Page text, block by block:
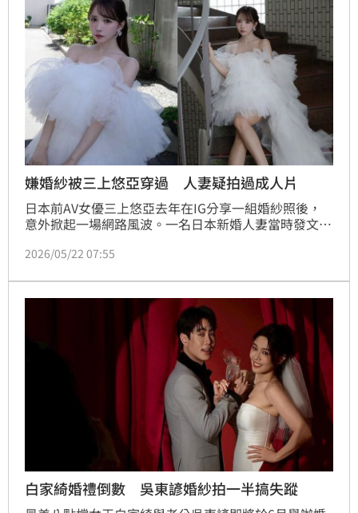
嫌婚紗被三上悠亞穿過 人妻疑拍過成人片
日本前AV女優三上悠亞去年在IG分享一組婚紗照後，
意外掀起一場網路風波。一名日本新婚人妻當時發文抱
過，讓她崩潰直呼「被AV女優穿了，整個好難過」，
派網友激烈論戰。如今人妻遭日本網友爆料，早年也拍
過成人影片。蔡維歆
2026/05/22 07:55
白家綺婚禮倒數 吳東諺婚紗拍一半搞失蹤